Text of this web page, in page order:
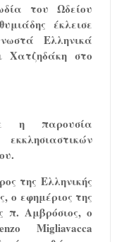
του Ωδείου
έκλεισε
Ελληνικά
Χατζηδάκη στο
η παρουσία
της Ελληνικής
ο εφημέριος της
π. Αμβρόσιος, ο
Migliavacca